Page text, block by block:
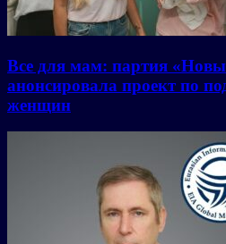
Все для мам: партия
анонсировала проект по
женщин